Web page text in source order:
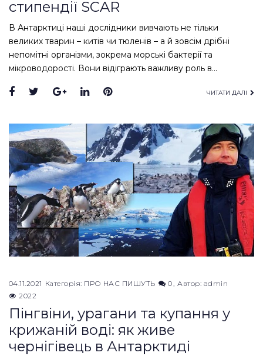
стипендії SCAR
В Антарктиці наші дослідники вивчають не тільки
великих тварин – китів чи тюленів – а й зовсім дрібні
непомітні організми, зокрема морські бактерії та
мікроводорості. Вони відіграють важливу роль в…
Facebook
TwitterGoogle+
LinkedInPinterest ЧИТАТИ ДАЛІ
04.11.2021 Категорія: ПРО НАС ПИШУТЬ 0 Автор: admin
2022
Пінгвіни, урагани та купання у
крижаній воді: як живе
чернігівець в Антарктиді